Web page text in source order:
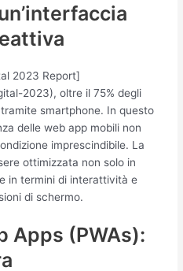
2023 Report]
2023), oltre il 75% degli
smartphone. In questo
delle web app mobili non
imprescindibile. La
ottimizzata non solo in
in termini di interattività e
di schermo.
Apps (PWAs):